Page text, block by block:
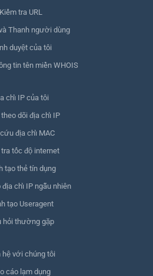
Kiểm tra URL
Thanh người dùng
duyệt của tôi
tin tên miền WHOIS
chỉ IP của tôi
dõi địa chỉ IP
địa chỉ MAC
tra tốc độ internet
tạo thẻ tín dụng
địa chỉ IP ngẫu nhiên
tạo Useragent
hỏi thường gặp
hệ với chúng tôi
cáo lạm dụng